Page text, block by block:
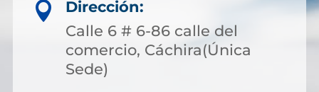

Dirección:
Calle 6 # 6-86 calle del
comercio, Cáchira(Única
Sede)